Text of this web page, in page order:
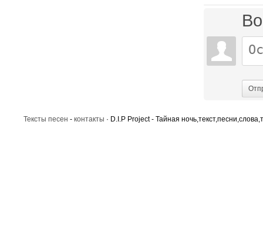
Тексты песен - контакты · D.I.P Project - Тайная